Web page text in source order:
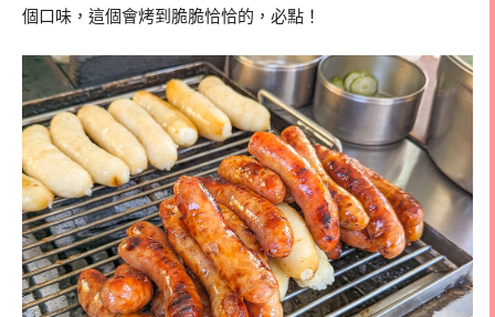
個口味，這個會烤到脆脆恰恰的，必點！